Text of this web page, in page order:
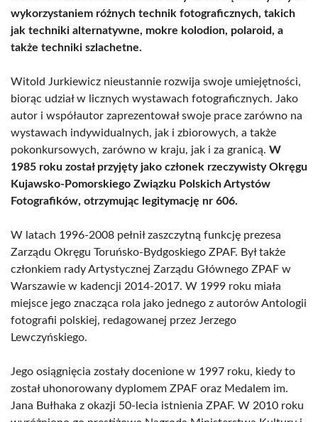
wykorzystaniem różnych technik fotograficznych, takich
jak techniki alternatywne, mokre kolodion, polaroid, a
także techniki szlachetne.
Witold Jurkiewicz nieustannie rozwija swoje umiejętności,
biorąc udział w licznych wystawach fotograficznych. Jako
autor i współautor zaprezentował swoje prace zarówno na
wystawach indywidualnych, jak i zbiorowych, a także
pokonkursowych, zarówno w kraju, jak i za granicą. W
1985 roku został przyjęty jako członek rzeczywisty Okręgu
Kujawsko-Pomorskiego Związku Polskich Artystów
Fotografików, otrzymując legitymację nr 606.
W latach 1996-2008 pełnił zaszczytną funkcję prezesa
Zarządu Okręgu Toruńsko-Bydgoskiego ZPAF. Był także
członkiem rady Artystycznej Zarządu Głównego ZPAF w
Warszawie w kadencji 2014-2017. W 1999 roku miała
miejsce jego znacząca rola jako jednego z autorów Antologii
fotografii polskiej, redagowanej przez Jerzego
Lewczyńskiego.
Jego osiągnięcia zostały docenione w 1997 roku, kiedy to
został uhonorowany dyplomem ZPAF oraz Medalem im.
Jana Bułhaka z okazji 50-lecia istnienia ZPAF. W 2010 roku